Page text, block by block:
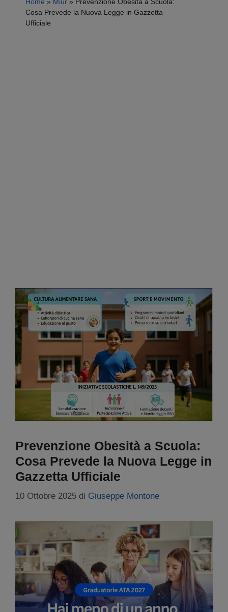
Cosa Prevede la Nuova Legge in Gazzetta
Ufficiale
Prevenzione Obesità a Scuola:
Cosa Prevede la Nuova Legge in
Gazzetta Ufficiale
10 Ottobre 2025 di Giuseppe Montone